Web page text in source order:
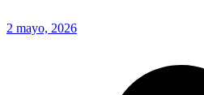
2 mayo, 2026